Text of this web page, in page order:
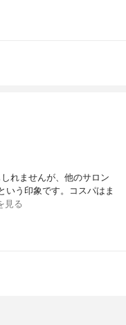
れませんが、他のサロン
いう印象です。コスパはま
見る